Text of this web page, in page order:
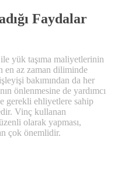
Faydalar
yük taşıma maliyetlerinin
en az zaman diliminde
bakımından da her
önlenmesine de yardımcı
gerekli ehliyetlere sahip
Vinç kullanan
olarak yapması,
çok önemlidir.